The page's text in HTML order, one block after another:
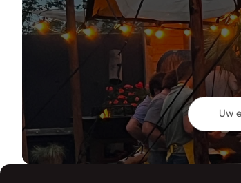
Uw e-mail